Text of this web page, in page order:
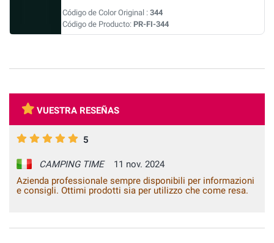
Código de Color Original : 344
Código de Producto: PR-FI-344
VUESTRA RESEÑAS
5
CAMPING TIME
11 nov. 2024
Azienda professionale sempre disponibili per informazioni
e consigli. Ottimi prodotti sia per utilizzo che come resa.